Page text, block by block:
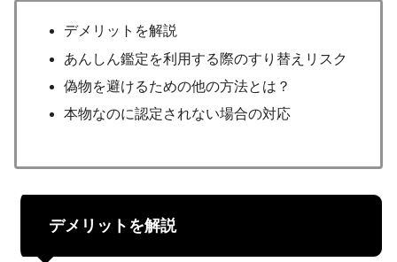
デメリットを解説
あんしん鑑定を利用する際のすり替えリスク
偽物を避けるための他の方法とは？
本物なのに認定されない場合の対応
デメリットを解説